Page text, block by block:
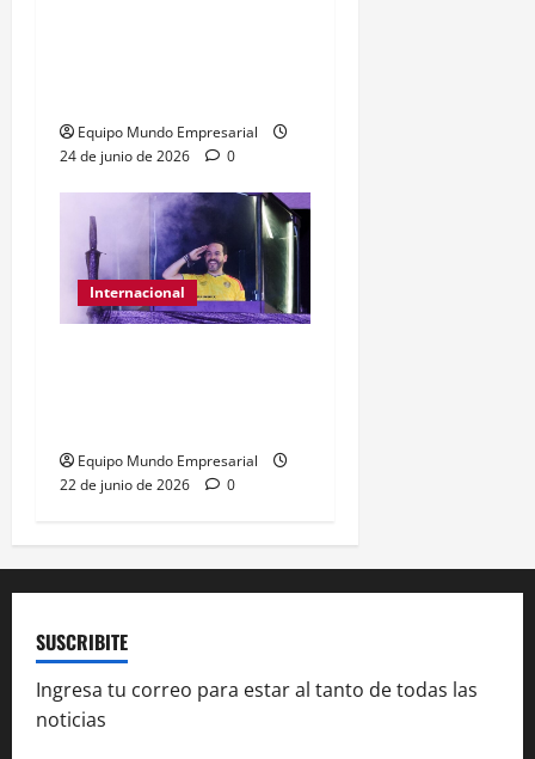
Equipo Mundo Empresarial
24 de junio de 2026
0
Internacional
Equipo Mundo Empresarial
22 de junio de 2026
0
SUSCRIBITE
Ingresa tu correo para estar al tanto de todas las
noticias